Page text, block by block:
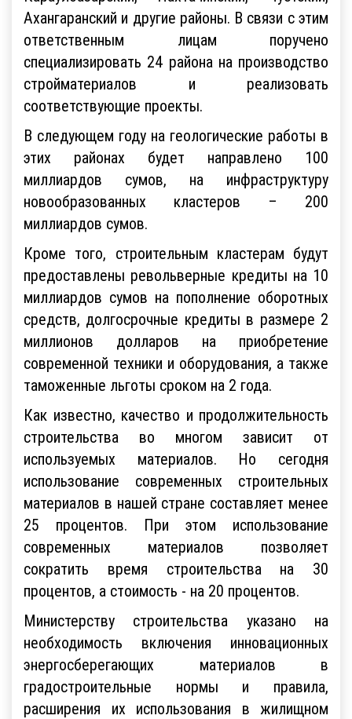
Ахангаранский и другие районы. В связи с этим
ответственным лицам поручено
специализировать 24 района на производство
стройматериалов и реализовать
соответствующие проекты.
В следующем году на геологические работы в
этих районах будет направлено 100
миллиардов сумов, на инфраструктуру
новообразованных кластеров – 200
миллиардов сумов.
Кроме того, строительным кластерам будут
предоставлены револьверные кредиты на 10
миллиардов сумов на пополнение оборотных
средств, долгосрочные кредиты в размере 2
миллионов долларов на приобретение
современной техники и оборудования, а также
таможенные льготы сроком на 2 года.
Как известно, качество и продолжительность
строительства во многом зависит от
используемых материалов. Но сегодня
использование современных строительных
материалов в нашей стране составляет менее
25 процентов. При этом использование
современных материалов позволяет
сократить время строительства на 30
процентов, а стоимость - на 20 процентов.
Министерству строительства указано на
необходимость включения инновационных
энергосберегающих материалов в
градостроительные нормы и правила,
расширения их использования в жилищном